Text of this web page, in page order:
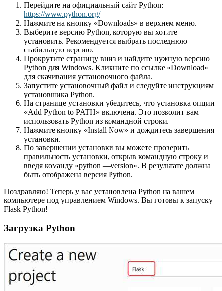
Перейдите на официальный сайт Python:
https://www.python.org/
Нажмите на кнопку «Downloads» в верхнем меню.
Выберите версию Python, которую вы хотите
установить. Рекомендуется выбрать последнюю
стабильную версию.
Прокрутите страницу вниз и найдите нужную версию
Python для Windows. Кликните по ссылке «Download»
для скачивания установочного файла.
Запустите установочный файл и следуйте инструкциям
установщика Python.
На странице установки убедитесь, что установка опции
«Add Python to PATH» включена. Это позволит вам
использовать Python из командной строки.
Нажмите кнопку «Install Now» и дождитесь завершения
установки.
По завершении установки вы можете проверить
правильность установки, открыв командную строку и
введя команду «python —version». В результате должна
быть отображена версия Python.
Поздравляю! Теперь у вас установлена Python на вашем
компьютере под управлением Windows. Вы готовы к запуску
Flask Python!
Загрузка Python